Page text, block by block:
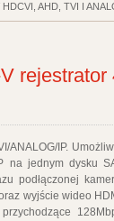
AHD, TVI I
rejestrator
ANALOG/IP.
jednym dysku
podłączonej
wyjście wideo